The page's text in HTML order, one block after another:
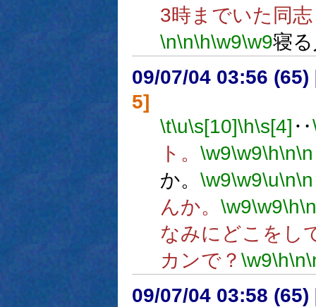
3時までいた同
\n\n\h\w9\w9寝
09/07/04 03:56 (65)
5]
\t\u\s[10]\h\s[4] ‥
ト。 \w9\w9\h\n\n
か。 \w9\w9\u\n\n
んか。 \w9\w9\h\n
なみにどこをし
カンで？ \w9\h\n
09/07/04 03:58 (65)